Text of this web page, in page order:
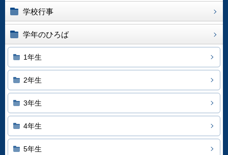
学校行事
学年のひろば
1年生
2年生
3年生
4年生
5年生